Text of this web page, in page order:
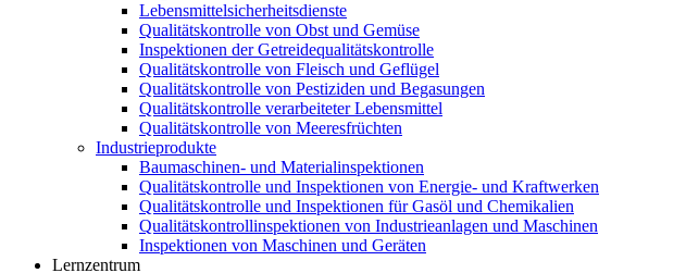
Lebensmittelsicherheitsdienste
Qualitätskontrolle von Obst und Gemüse
Inspektionen der Getreidequalitätskontrolle
Qualitätskontrolle von Fleisch und Geflügel
Qualitätskontrolle von Pestiziden und Begasungen
Qualitätskontrolle verarbeiteter Lebensmittel
Qualitätskontrolle von Meeresfrüchten
Industrieprodukte
Baumaschinen- und Materialinspektionen
Qualitätskontrolle und Inspektionen von Energie- und Kraftwerken
Qualitätskontrolle und Inspektionen für Gasöl und Chemikalien
Qualitätskontrollinspektionen von Industrieanlagen und Maschinen
Inspektionen von Maschinen und Geräten
Lernzentrum